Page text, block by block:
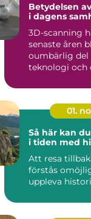
Betydelsen
i dagens
3D-scanning
senaste åren
oumbärlig del
teknologi och
01.
Så här kan
i tiden med
Att resa
förstås
uppleva